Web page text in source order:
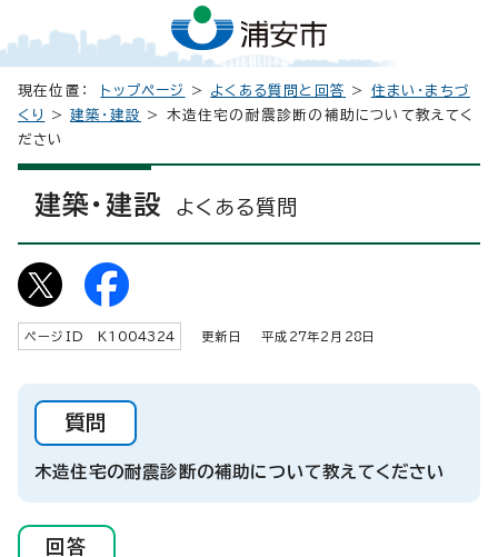
現在位置： トップページ > よくある質問と回答 > 住まい・まちづ
くり
>建築・建設
> 木造住宅の耐震診断の補助について教えてく
ださい
建築・建設 よくある質問
ページID K 1004324 更新日 平成 27年2月 28 日
質問
木造住宅の耐震診断の補助について教えてください
回答